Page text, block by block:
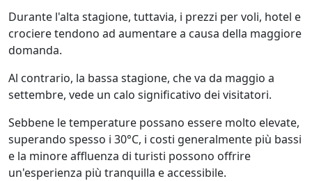
Durante l'alta stagione, tuttavia, i prezzi per voli, hotel e
crociere tendono ad aumentare a causa della maggiore
domanda.
Al contrario, la bassa stagione, che va da maggio a
settembre, vede un calo significativo dei visitatori.
Sebbene le temperature possano essere molto elevate,
superando spesso i 30°C, i costi generalmente più bassi
e la minore affluenza di turisti possono offrire
un'esperienza più tranquilla e accessibile.